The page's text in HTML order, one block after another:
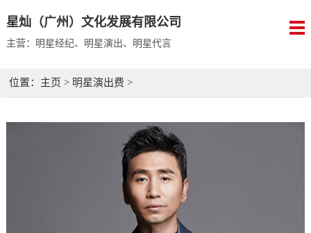
星灿（广州）文化发展有限公司
主营：明星经纪、明星演出、明星代言
位置： 主页 > 明星演出费 >